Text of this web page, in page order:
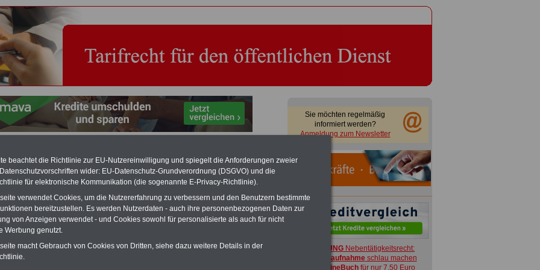
im öffentlichen Dienst (Bund, Länder, Kommunen)
"Beamtinnen und Beamte/Öffentlicher Dienst":Für nur 15 Euro
Beamtinnen und Beamte sowie Öffentlicher Dienst
lesen und/oder ausdrucken. Der PDF-SERVICE bietet z.B. das
eBook zum Tarifrecht für den öffentlichen Dienst (mit TVöD bzw.
mindestens einmal im Jahr aktualisiert wird.
gelangen.Daneben finden Sie mehrere OnlineBücher bzw. weitere eBooks:
für Beamtinnen und Beamte mit der Besoldung, Beihilferecht in Bund
Sie möchten regelmäßig
informiert werden?
Anmeldung zum Newsletter
ACHTUNG Nebentätigkeitsrecht:
vor Jobaufnahmeschlau machen
OnlineBuch für nur 7,50 Euro
beachtet die Richtlinie zur EU-Nutzereinwilligung und spiegelt die Anforderungen zweier
wider: EU-Datenschutz-Grundverordnung (DSGVO) und die
für elektronische Kommunikation (die sogenannte E-Privacy-Richtlinie).
verwendet Cookies, um die Nutzererfahrung zu verbessern und den Benutzern bestimmte
bereitzustellen. Es werden Nutzerdaten - auch ihre personenbezogenen Daten zur
von Anzeigen verwendet - und Cookies sowohl für personalisierte als auch für nicht
Werbung genutzt.
macht Gebrauch von Cookies von Dritten, siehe dazu weitere Details in der